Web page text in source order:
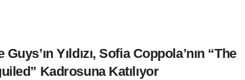
Guys’ın Yıldızı, Sofia Coppola’nın “The
Kadrosuna Katılıyor